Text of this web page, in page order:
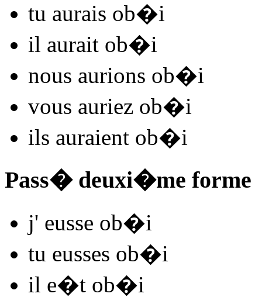
tu aurais ob�i
il aurait ob�i
nous aurions ob�i
vous auriez ob�i
ils auraient ob�i
Pass� deuxi�me forme
j' eusse ob�i
tu eusses ob�i
il e�t ob�i